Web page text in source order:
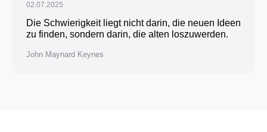
02.07.2025
Die Schwierigkeit liegt nicht darin, die neuen Ideen
zu finden, sondern darin, die alten loszuwerden.
John Maynard Keynes